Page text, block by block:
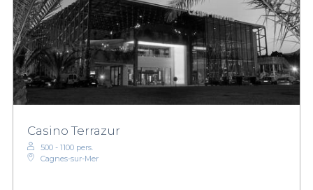
Casino Terrazur
500 - 1100 pers.
Cagnes-sur-Mer